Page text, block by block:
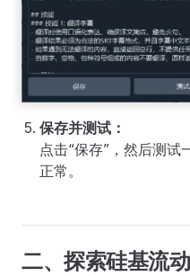
保存并测试：
点击“保存”，然后测试
正常。
二、探索硅基流